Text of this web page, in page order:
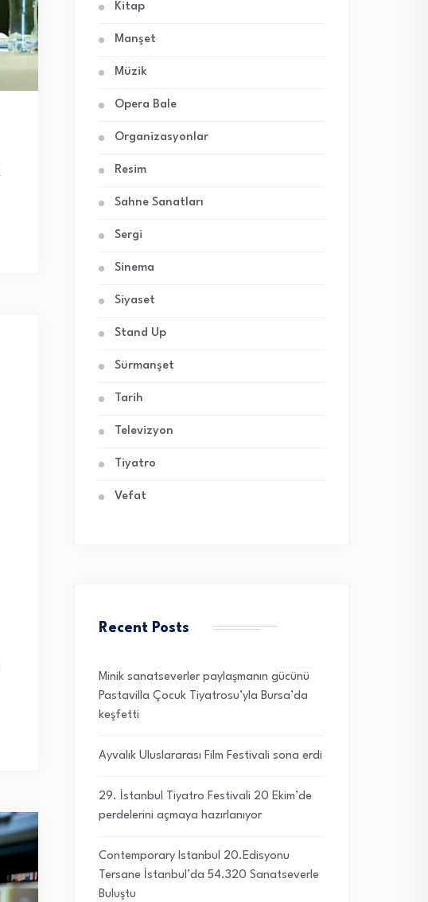
Kitap
Manşet
Müzik
Opera Bale
Organizasyonlar
Resim
Sahne Sanatları
Sergi
Sinema
Siyaset
Stand Up
Sürmanşet
Tarih
Televizyon
Tiyatro
Vefat
Recent Posts
Minik sanatseverler paylaşmanın gücünü
Pastavilla Çocuk Tiyatrosu’yla Bursa’da
keşfetti
Ayvalık Uluslararası Film Festivali sona erdi
29. İstanbul Tiyatro Festivali 20 Ekim’de
perdelerini açmaya hazırlanıyor
Contemporary Istanbul 20.Edisyonu
Tersane İstanbul’da 54.320 Sanatseverle
Buluştu